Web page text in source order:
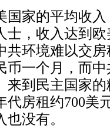
国家的平均收
士，收入达到
共环境难以交房
币一个月，而
来到民主国家
代房租约700美
没有。